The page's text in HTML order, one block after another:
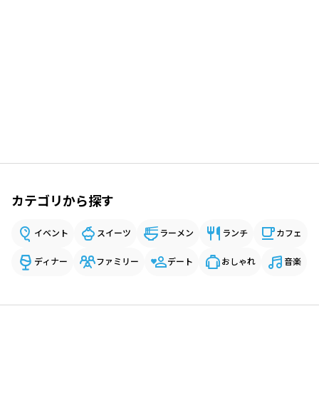
カテゴリから探す
イベント スイーツ ラーメン ランチ カフェ
ディナー ファミリー デート おしゃれ 音楽